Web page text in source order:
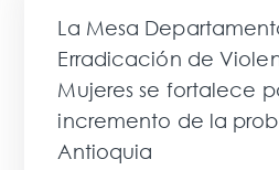
La Mesa
Erradicación de
Mujeres se fortalece
incremento de la
Antioquia